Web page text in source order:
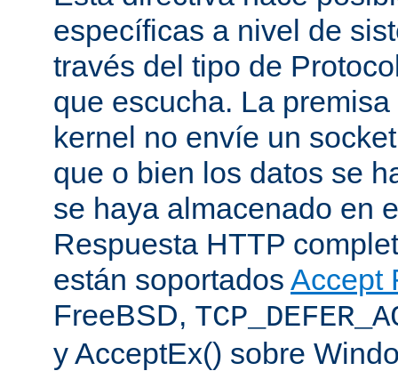
específicas a nivel de
través del tipo de
que escucha. La
kernel no envíe un
que o bien los datos se
se haya almacenado en
Respuesta HTTP
están soportados Accept
FreeBSD,
y AcceptEx() sobre